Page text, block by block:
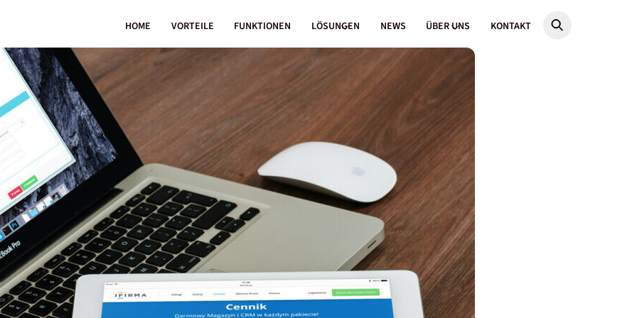
HOME VORTEILE FUNKTIONEN LÖSUNGEN NEWS ÜBER UNS KONTAKT